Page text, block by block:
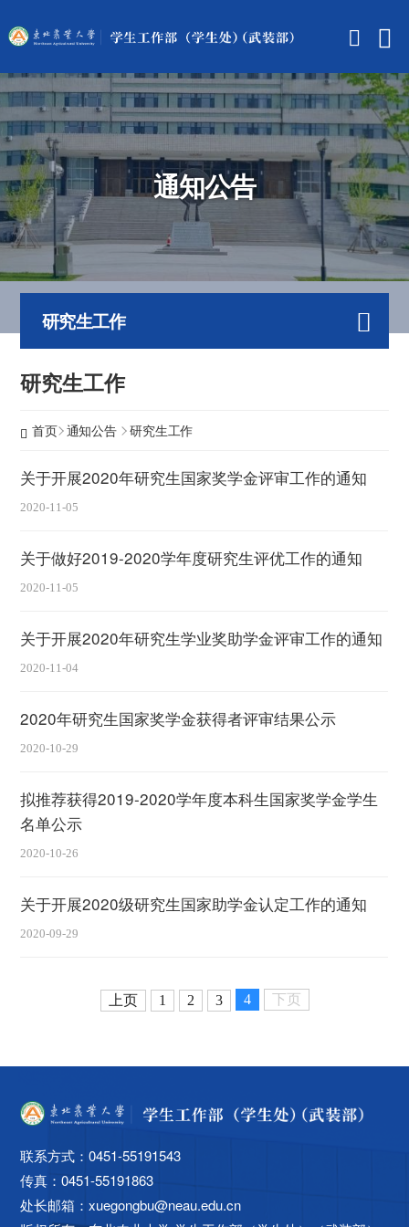
通知公告
研究生工作
研究生工作
首页 通知公告 研究生工作
关于开展2020年研究生国家奖学金评审工作的通知
2020-11-05
关于做好2019-2020学年度研究生评优工作的通知
2020-11-05
关于开展2020年研究生学业奖助学金评审工作的通知
2020-11-04
2020年研究生国家奖学金获得者评审结果公示
2020-10-29
拟推荐获得2019-2020学年度本科生国家奖学金学生
名单公示
2020-10-26
关于开展2020级研究生国家助学金认定工作的通知
2020-09-29
上页 1 2 3 4 下页
联系方式：0451-55191543
传真：0451-55191863
处长邮箱：xuegongbu@neau.edu.cn